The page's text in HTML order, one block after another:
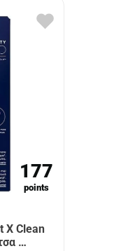
177
points
X Clean
…